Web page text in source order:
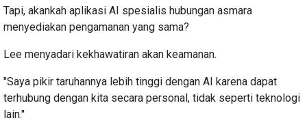
Tapi, akankah aplikasi AI spesialis hubungan asmara
menyediakan pengamanan yang sama?
Lee menyadari kekhawatiran akan keamanan.
"Saya pikir taruhannya lebih tinggi dengan AI karena dapat
terhubung dengan kita secara personal, tidak seperti teknologi
lain."